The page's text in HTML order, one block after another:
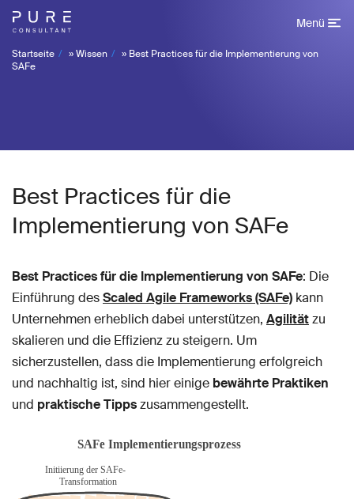
Menü
Startseite »Wissen » Best Practices für die Implementierung von
SAFe
Best Practices für die
Implementierung von SAFe
Best Practices für die Implementierung von SAFe: Die
Einführung desScaled Agile Frameworks (SAFe) kann
Unternehmen erheblich dabei unterstützen, Agilitätzu
skalieren und die Effizienz zu steigern. Um
sicherzustellen, dass die Implementierung erfolgreich
und nachhaltig ist, sind hier einige bewährte Praktiken
und praktische Tippszusammengestellt.